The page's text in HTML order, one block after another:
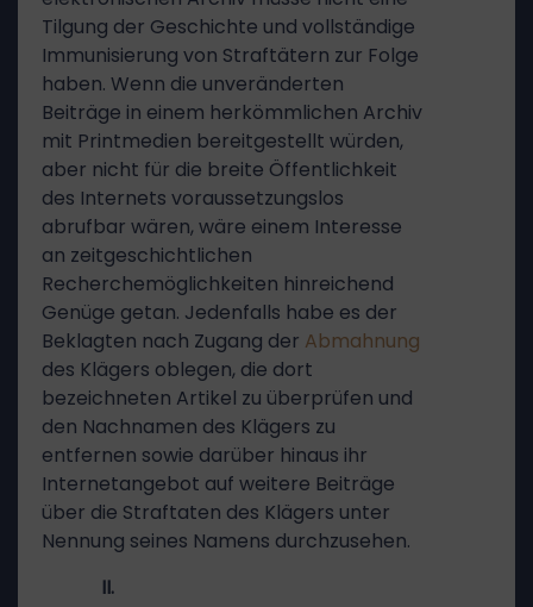
Tilgung der Geschichte und vollständige
Immunisierung von Straftätern zur Folge
haben. Wenn die unveränderten
Beiträge in einem herkömmlichen Archiv
mit Printmedien bereitgestellt würden,
aber nicht für die breite Öffentlichkeit
des Internets voraussetzungslos
abrufbar wären, wäre einem Interesse
an zeitgeschichtlichen
Recherchemöglichkeiten hinreichend
Genüge getan. Jedenfalls habe es der
Beklagten nach Zugang der Abmahnung
des Klägers oblegen, die dort
bezeichneten Artikel zu überprüfen und
den Nachnamen des Klägers zu
entfernen sowie darüber hinaus ihr
Internetangebot auf weitere Beiträge
über die Straftaten des Klägers unter
Nennung seines Namens durchzusehen.
II.